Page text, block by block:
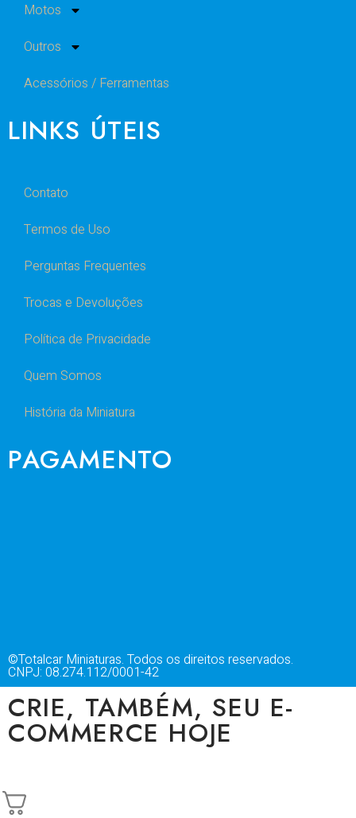
Motos
Outros
Acessórios / Ferramentas
LINKS ÚTEIS
Contato
Termos de Uso
Perguntas Frequentes
Trocas e Devoluções
Política de Privacidade
Quem Somos
História da Miniatura
PAGAMENTO
©Totalcar Miniaturas. Todos os direitos reservados.
CNPJ: 08.274.112/0001-42
CRIE, TAMBÉM, SEU E-
COMMERCE HOJE